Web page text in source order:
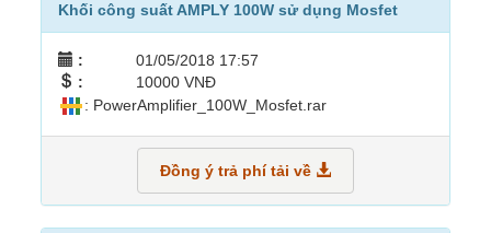
Khối công suất AMPLY 100W sử dụng Mosfet
: 01/05/2018 17:57
: 10000 VNĐ
: PowerAmplifier_100W_Mosfet.rar
Đồng ý trả phí tải về